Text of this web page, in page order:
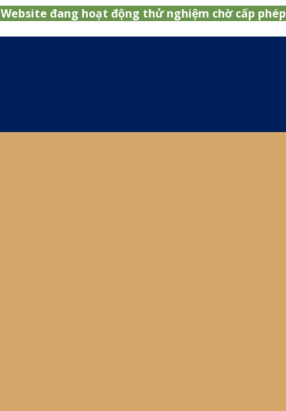
Website đang hoạt động thử nghiệm chờ cấp phép